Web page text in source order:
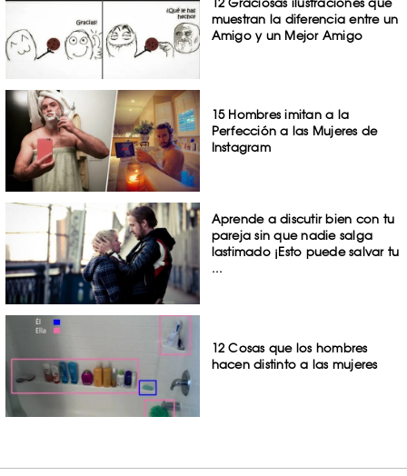
muestran la diferencia entre un
Amigo y un Mejor Amigo
15 Hombres imitan a la
Perfección a las Mujeres de
Instagram
Aprende a discutir bien con tu
pareja sin que nadie salga
lastimado ¡Esto puede salvar tu
...
12 Cosas que los hombres
hacen distinto a las mujeres